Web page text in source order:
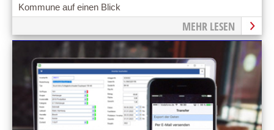
Kommune auf einen Blick
MEHR LESEN